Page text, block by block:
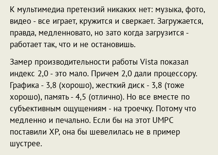
К мультимедиа претензий никаких нет: музыка, фото,
видео - все играет, кружится и сверкает. Загружается,
правда, медленновато, но зато когда загрузится -
работает так, что и не остановишь.
Замер производительности работы Vista показал
индекс 2,0 - это мало. Причем 2,0 дали процессору.
Графика - 3,8 (хорошо), жесткий диск - 3,8 (тоже
хорошо), память - 4,5 (отлично). Но все вместе по
субъективным ощущениям - на троечку. Потому что
медленно и печально. Если бы на этот UMPC
поставили XP, она бы шевелилась не в пример
шустрее.